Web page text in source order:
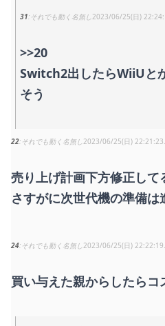
31 それでも動く名無し2023/06/25(日)
>>20
Switch2出したらWiiUと
そう
22 それでも動く名無し2023/06/25(日)
売り上げ計画下方修正して
さすがに次世代機の準備は
24 それでも動く名無し2023/06/25(日)
買い与えた親からしたら